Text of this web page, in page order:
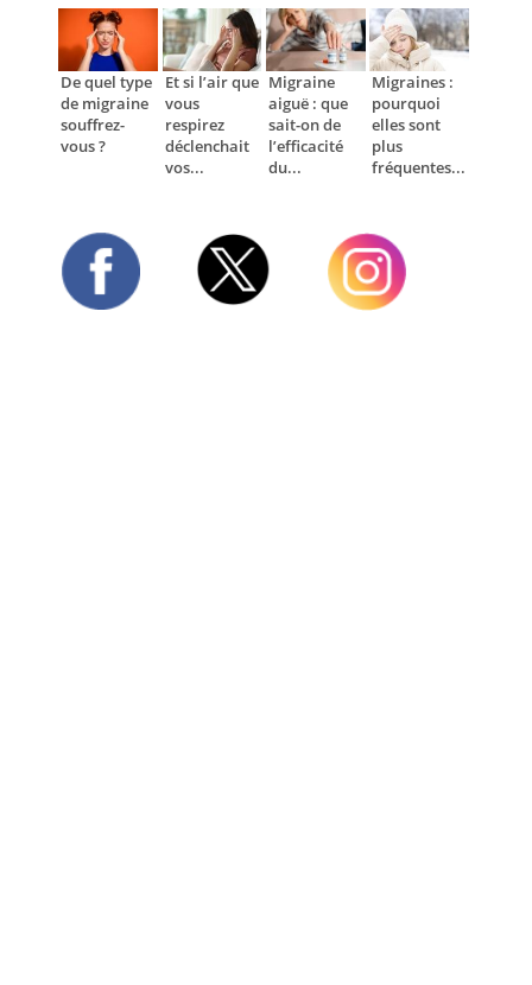
De quel type
de migraine
souffrez-
vous ?
Et si l’air que
vous
respirez
déclenchait
vos...
Migraine
aiguë : que
sait-on de
l’efficacité
du...
Migraines :
pourquoi
elles sont
plus
fréquentes...